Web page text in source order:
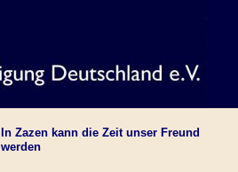
In Zazen kann die Zeit unser Freund
werden